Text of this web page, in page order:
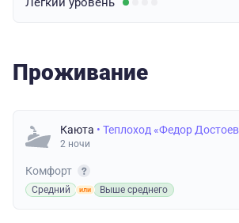
Проживание
Каюта • Теплоход «Федор
2 ночи
Комфорт
Средний Выше среднего